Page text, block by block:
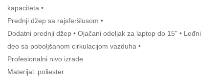
kapaciteta •
Prednji džep sa rajsferšlusom •
Dodatni prednji džep • Ojačani odeljak za laptop do 15" • Leđni
deo sa poboljšanom cirkulacijom vazduha •
Profesionalni nivo izrade
Materijal: poliester